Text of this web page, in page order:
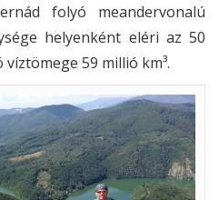
folyó meandervonalú
helyenként eléri az 50
59 millió km³.